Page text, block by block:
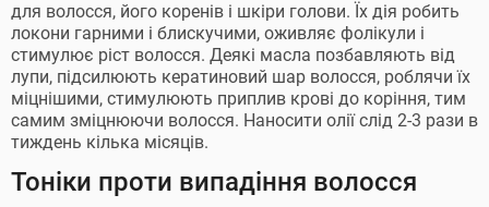
для волосся, його коренів і шкіри голови. Їх дія робить
локони гарними і блискучими, оживляє фолікули і
стимулює ріст волосся. Деякі масла позбавляють від
лупи, підсилюють кератиновий шар волосся, роблячи їх
міцнішими, стимулюють приплив крові до коріння, тим
самим зміцнюючи волосся. Наносити олії слід 2-3 рази в
тиждень кілька місяців.
Тоніки проти випадіння волосся